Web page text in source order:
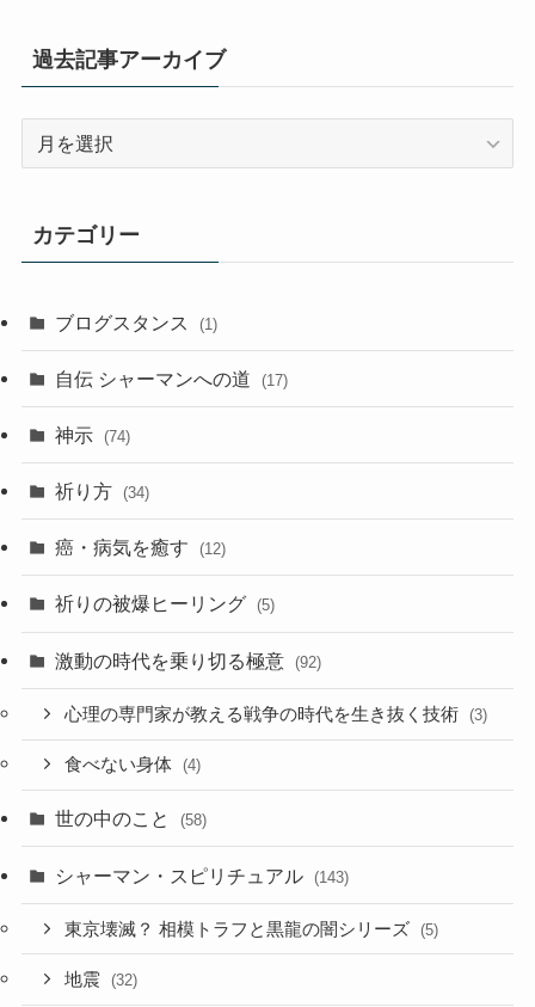
過去記事アーカイブ
ア
ブ
カテゴリー
ブログスタンス (1)
自伝 シャーマンへの道 (17)
神示 (74)
祈り方 (34)
癌・病気を癒す (12)
祈りの被爆ヒーリング (5)
激動の時代を乗り切る極意 (92)
心理の専門家が教える戦争の時代を生き抜く技術 (3)
食べない身体 (4)
世の中のこと (58)
シャーマン・スピリチュアル (143)
東京壊滅？ 相模トラフと黒龍の闇シリーズ (5)
地震 (32)